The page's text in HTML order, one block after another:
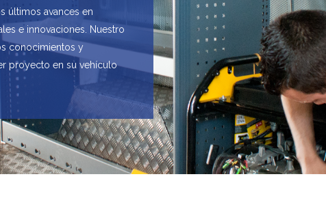
últimos avances en
e innovaciones. Nuestro
conocimientos y
proyecto en su vehículo